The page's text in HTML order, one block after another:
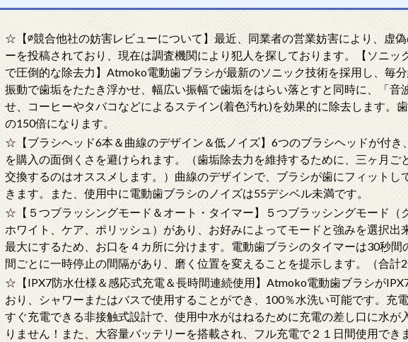
☆【∅競合他社の妨害レビューについて】最近、同業者の営業妨害により、虚
ーを投稿されており、現在は調査機関により犯人を探しております。【ソニッ
で圧倒的な除去力】Atmoko電動歯ブラシが最新のソニック技術を採用し、毎
振動で歯垢をたたき浮かせ、幅広い振幅で歯垢をはらい落とすと同時に、「音
せ、コーヒーやタバコなどによるステイン(着色汚れ)を効果的に除去します。
の150倍になります。
☆【ブラシヘッド6本＆曲線のデザイン＆低ノイズ】6つのブラシヘッドが付き
を購入の面倒くさを避けられます。（歯垢除去力を維持するために、三ヶ月ご
交換するのはオススメします。）曲線のデザインで、ブラシが歯にフィットし
きます。また、使用中に電動歯ブラシのノイズは55デシベル未満です。
☆【５つブラッシングモード＆オート・タイマー】５つブラッシングモード（
ホワイト、ケア、ポリッシュ）があり、お好みによってモードと強みを選択出
最大にするため、お口を４カ所に分けます。電動歯ブラシのタイマーは30秒間
間ごとに一時停止の間隔があり、磨く位置を変えることを提示します。（合計2
☆【IPX7防水仕様＆感応式充電＆長時間連続使用】Atmoko電動歯ブラシが
おり、シャワーまたはバスで使用することができ、100％水洗い可能です。充
すぐ充電できる非接触式設計で、使用中水がはねるために充電の差し口に水が
りません！また、大容量バッテリーを搭載され、フル充電で２１日間使用でき